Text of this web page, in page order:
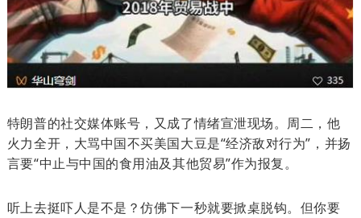
特朗普的社交媒体账号，又成了情绪宣泄现场。周二，他
火力全开，大骂中国不买美国大豆是“经济敌对行为”，并扬
言要“中止与中国的食用油及其他贸易”作为报复。
听上去挺吓人是不是？仿佛下一秒就要掀桌脱钩。但你要